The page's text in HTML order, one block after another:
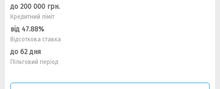
до 200 000 грн.
Кредитний ліміт
від 47.88%
Відсоткова ставка
до 62 дня
Пільговий період